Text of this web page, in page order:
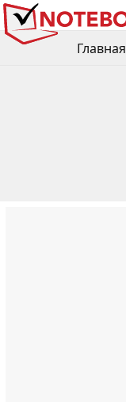
Главная